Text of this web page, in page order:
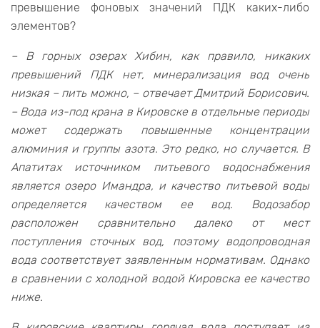
превышение фоновых значений ПДК каких-либо
элементов?
– В горных озерах Хибин, как правило, никаких
превышений ПДК нет, минерализация вод очень
низкая – пить можно, – отвечает Дмитрий Борисович.
– Вода из-под крана в Кировске в отдельные периоды
может содержать повышенные концентрации
алюминия и группы азота. Это редко, но случается. В
Апатитах источником питьевого водоснабжения
является озеро Имандра, и качество питьевой воды
определяется качеством ее вод. Водозабор
расположен сравнительно далеко от мест
поступления сточных вод, поэтому водопроводная
вода соответствует заявленным нормативам. Однако
в сравнении с холодной водой Кировска ее качество
ниже.